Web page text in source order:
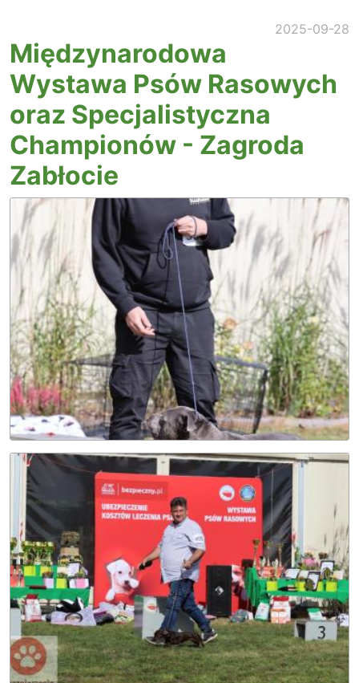
2025-09-28
Międzynarodowa
Wystawa Psów Rasowych
oraz Specjalistyczna
Championów - Zagroda
Zabłocie